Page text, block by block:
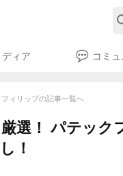
ディア コミュ
フィリップの記事一覧へ
選！ パテッ
！